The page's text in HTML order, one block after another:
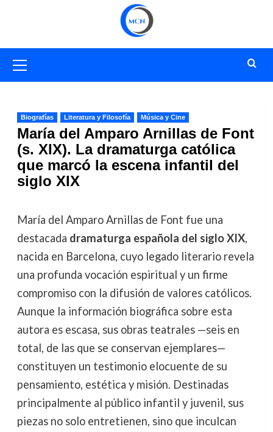
primario
Biografías Literatura y Filosofía Música y Cine
María del Amparo Arnillas de Font
(s. XIX). La dramaturga católica
que marcó la escena infantil del
siglo XIX
María del Amparo Arnillas de Font fue una
destacada dramaturga española del siglo XIX,
nacida en Barcelona, cuyo legado literario revela
una profunda vocación espiritual y un firme
compromiso con la difusión de valores católicos.
Aunque la información biográfica sobre esta
autora es escasa, sus obras teatrales —seis en
total, de las que se conservan ejemplares—
constituyen un testimonio elocuente de su
pensamiento, estética y misión. Destinadas
principalmente al público infantil y juvenil, sus
piezas no solo entretienen, sino que inculcan